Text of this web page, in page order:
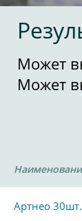
Может
Может
Артнео